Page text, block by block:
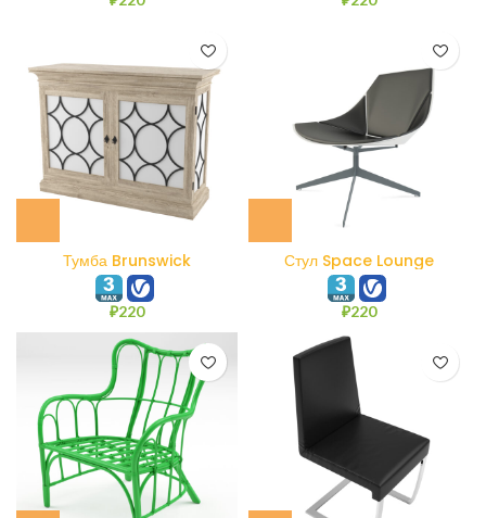
Тумба Brunswick
₽220
Стул Space Lounge
₽220